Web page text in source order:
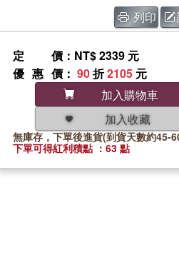
列印
定價 ：NT$ 2339 元
優惠價 ： 90折2105 元
加入購物車
加入收藏
無庫存，下單後進貨(到貨天數約45-
下單可得紅利積點 ：63 點